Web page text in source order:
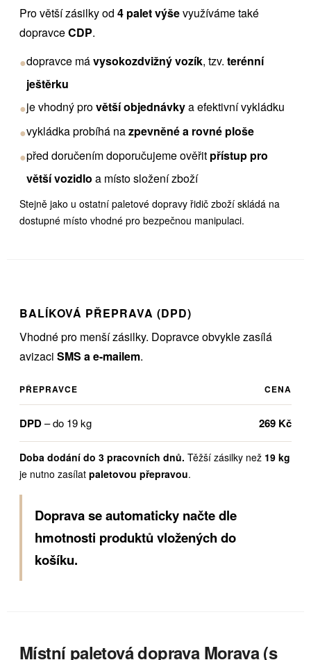
Pro větší zásilky od 4 palet výševyužíváme také
dopravceCDP.
●dopravce mávysokozdvižný vozík, tzv. terénní
ještěrku
●je vhodný provětší objednávkya efektivní vykládku
●vykládka probíhá nazpevněné a rovné ploše
●před doručením doporučujeme ověřit přístup pro
větší vozidlo a místo složení zboží
Stejně jako u ostatní paletové dopravy řidič zboží skládá na
dostupné místo vhodné pro bezpečnou manipulaci.
BALÍKOVÁ PŘEPRAVA (DPD)
Vhodné pro menší zásilky. Dopravce obvykle zasílá
avizaci SMS a e-mailem.
PŘEPRAVCE CENA
DPD– do 19 kg 269 Kč
Doba dodání do 3 pracovních dnů. Těžší zásilky než 19 kg
je nutno zasílat paletovou přepravou.
Doprava se automaticky načte dle
hmotnosti produktů vložených do
košíku.
Místní paletová doprava Morava (s